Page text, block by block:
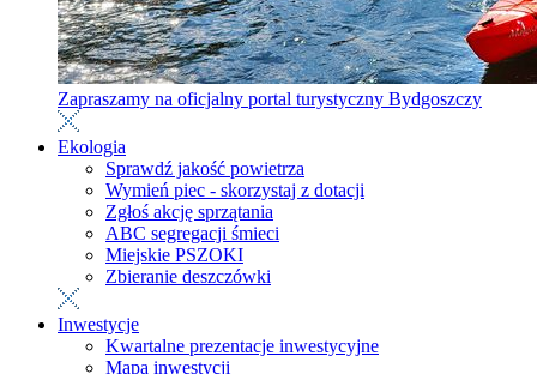
Zapraszamy na oficjalny portal turystyczny Bydgoszczy
Ekologia
Sprawdź jakość powietrza
Wymień piec - skorzystaj z dotacji
Zgłoś akcję sprzątania
ABC segregacji śmieci
Miejskie PSZOKI
Zbieranie deszczówki
Inwestycje
Kwartalne prezentacje inwestycyjne
Mapa inwestycji